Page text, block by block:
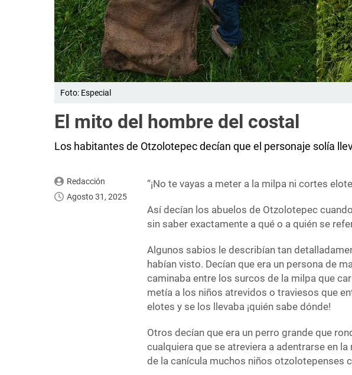
Foto: Especial
El mito del hombre del costal
Los habitantes de Otzolotepec decían que el personaje solía
Redacción
Agosto 31, 2025
“¡No te vayas a meter a la milpa ni cortes
Así decían los abuelos de Otzolotepec
sin saber exactamente a qué o a quién se
Algunos sabios le describían tan
habían visto. Decían que era un persona de
caminaba entre los surcos de la milpa que
metía a los niños atrevidos o traviesos que
elotes y se los llevaba ¡quién sabe dónde!
Otros decían que era un perro grande que
cualquiera que se atreviera a adentrarse en
de la canícula muchos niños otzolotepenses